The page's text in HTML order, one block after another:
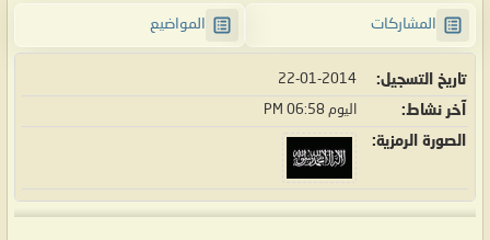
المشاركات المواضيع
تاريخ التسجيل 22-01-2014
آخر نشاط اليوم 06:58 PM
الصورة الرمزية